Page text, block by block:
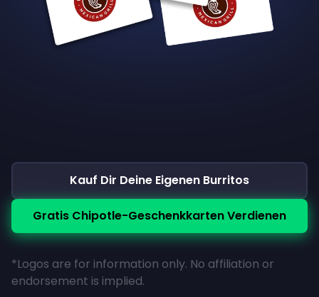
Kauf Dir Deine Eigenen Burritos
Gratis Chipotle-Geschenkkarten Verdienen
*Logos are for information only. No affiliation or
endorsement is implied.